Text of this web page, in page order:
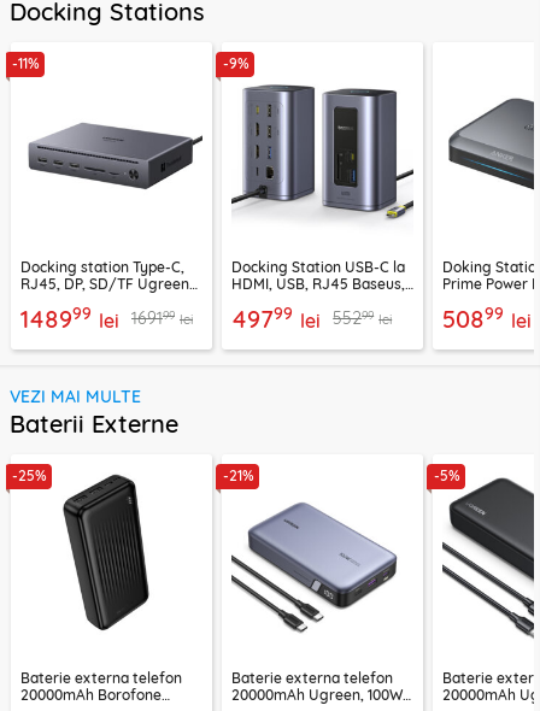
Docking Stations
-11%
Docking station Type-C,
RJ45, DP, SD/TF Ugreen
148999 lei 169199 lei
-9%
Docking Station USB-C la
HDMI, USB, RJ45 Baseus,
49799 lei 55299 lei
Doking
Prime Power
negru
50899 lei
VEZI MAI MULTE
Baterii Externe
-25%
Baterie externa telefon
20000mAh Borofone
-21%
Baterie externa telefon
20000mAh Ugreen, 100W,
-5%
Baterie
20000mAh